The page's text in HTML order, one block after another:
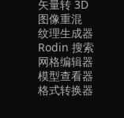
矢量转 3D
图像重混
纹理生成器
Rodin 搜索
网格编辑器
模型查看器
格式转换器